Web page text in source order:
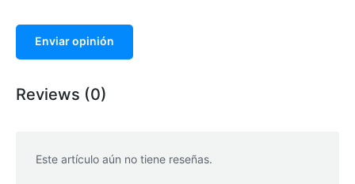
Enviar opinión
Reviews (0)
Este artículo aún no tiene reseñas.